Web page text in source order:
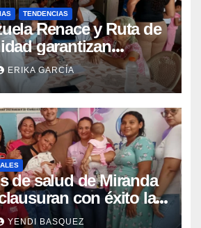
TENDENCIAS
Renace y Ruta de
garantizan
integral en
ERIKA GARCÍA
de salud de Miranda
con éxito la
de la Lactancia
YENDI BASQUEZ